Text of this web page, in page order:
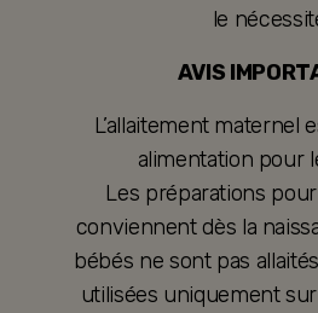
le
AVIS
L’allaitement maternel
alimentation pour
Les préparations
conviennent dès la
bébés ne sont pas
utilisées uniquement